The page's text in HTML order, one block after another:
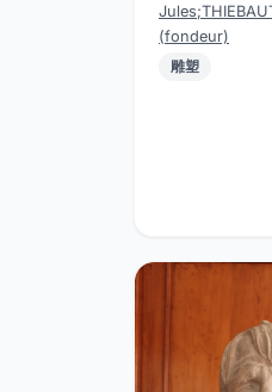
(fondeur)
雕塑